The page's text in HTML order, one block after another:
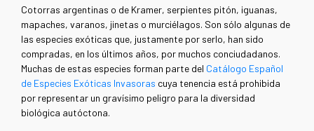
Cotorras argentinas o de Kramer, serpientes pitón, iguanas,
mapaches, varanos, jinetas o murciélagos. Son sólo algunas de
las especies exóticas que, justamente por serlo, han sido
compradas, en los últimos años, por muchos conciudadanos.
Muchas de estas especies forman parte del Catálogo Español
de Especies Exóticas Invasoras cuya tenencia está prohibida
por representar un gravísimo peligro para la diversidad
biológica autóctona.